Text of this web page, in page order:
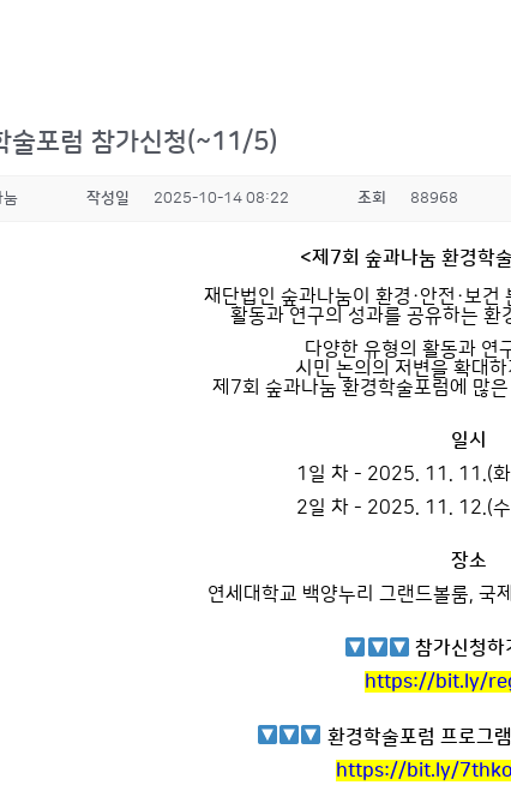
술포럼 참가신청(~11/5)
눔 작성일 2025-10-14 08:22 조회 88968
<제7회 숲과나눔 환경학
재단법인 숲과나눔이 환경·안전·보건
활동과 연구의 성과를 공유하는 환
다양한 유형의 활동과 연
시민 논의의 저변을 확대
제7회 숲과나눔 환경학술포럼에 많
일시
1일 차 - 2025. 11. 11.(
2일 차 - 2025. 11. 12.(
장소
연세대학교 백양누리 그랜드볼룸, 국
참가신청하
https://bit.ly/
환경학술포럼 프로그
https://bit.ly/